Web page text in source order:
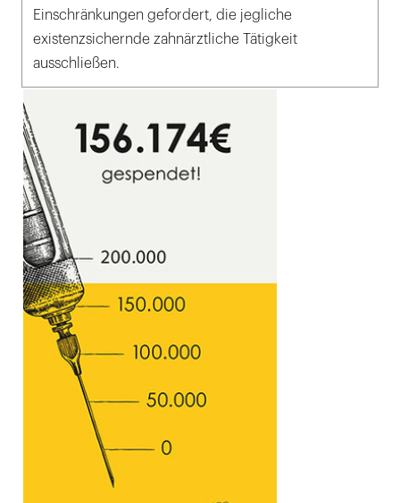
Einschränkungen gefordert, die jegliche
existenzsichernde zahnärztliche Tätigkeit
ausschließen.